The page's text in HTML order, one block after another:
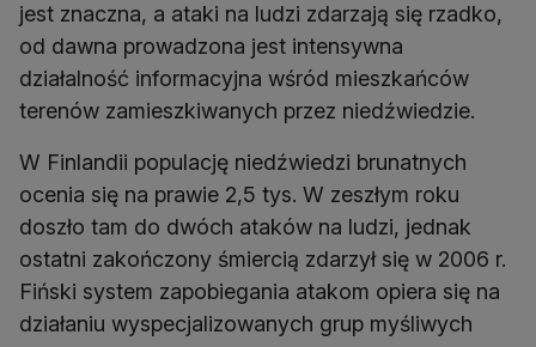
jest znaczna, a ataki na ludzi zdarzają się rzadko,
od dawna prowadzona jest intensywna
działalność informacyjna wśród mieszkańców
terenów zamieszkiwanych przez niedźwiedzie.
W Finlandii populację niedźwiedzi brunatnych
ocenia się na prawie 2,5 tys. W zeszłym roku
doszło tam do dwóch ataków na ludzi, jednak
ostatni zakończony śmiercią zdarzył się w 2006 r.
Fiński system zapobiegania atakom opiera się na
działaniu wyspecjalizowanych grup myśliwych